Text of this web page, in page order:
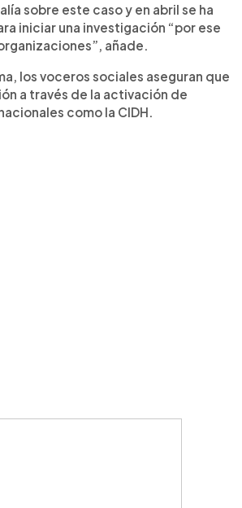
sobre este caso y en abril se ha
iniciar una investigación “por ese
añade.
los voceros sociales aseguran que
a través de la activación de
como la CIDH.